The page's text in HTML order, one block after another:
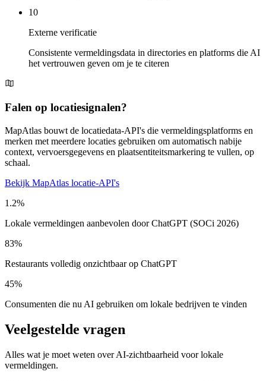
10
Externe verificatie
Consistente vermeldingsdata in directories en platforms die AI
het vertrouwen geven om je te citeren
Falen op locatiesignalen?
MapAtlas bouwt de locatiedata-API's die vermeldingsplatforms en
merken met meerdere locaties gebruiken om automatisch nabije
context, vervoersgegevens en plaatsentiteitsmarkering te vullen, op
schaal.
Bekijk MapAtlas locatie-API's
1.2%
Lokale vermeldingen aanbevolen door ChatGPT (SOCi 2026)
83%
Restaurants volledig onzichtbaar op ChatGPT
45%
Consumenten die nu AI gebruiken om lokale bedrijven te vinden
Veelgestelde vragen
Alles wat je moet weten over AI-zichtbaarheid voor lokale
vermeldingen.